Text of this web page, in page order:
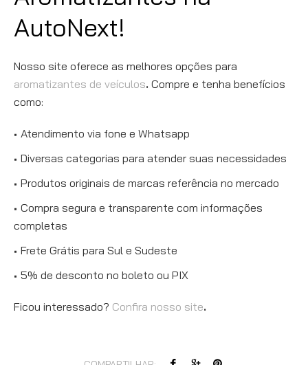
AutoNext!
Nosso site oferece as melhores opções para
aromatizantes de veículos. Compre e tenha benefícios
como:
Atendimento via fone e Whatsapp
Diversas categorias para atender suas necessidades
Produtos originais de marcas referência no mercado
Compra segura e transparente com informações
completas
Frete Grátis para Sul e Sudeste
5% de desconto no boleto ou PIX
Ficou interessado? Confira nosso site.